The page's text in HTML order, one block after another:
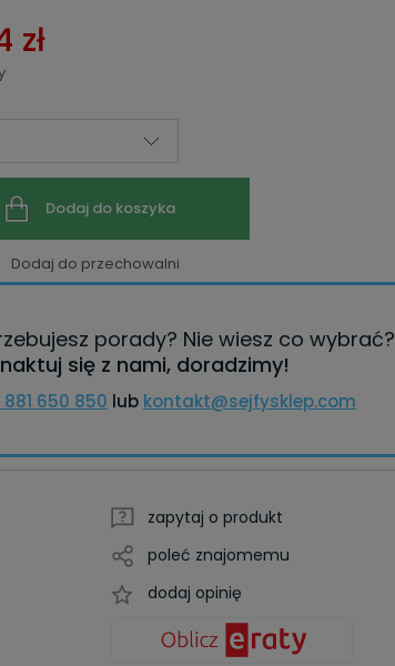
zł
Dodaj do koszyka
Dodaj do przechowalni
porady? Nie wiesz co wybrać?
się z nami, doradzimy!
650 850 lub kontakt@sejfysklep.com
zapytaj o produkt
poleć znajomemu
dodaj opinię